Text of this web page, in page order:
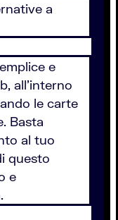
a
e
all’interno
le carte
Basta
al tuo
questo
e